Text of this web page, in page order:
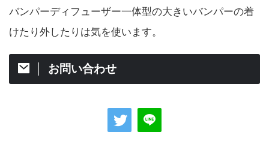
バンパーディフューザー一体型の大きいバンパーの着
けたり外したりは気を使います。
お問い合わせ